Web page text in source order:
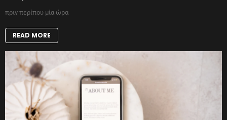
πριν περίπου μία ώρα
READ MORE